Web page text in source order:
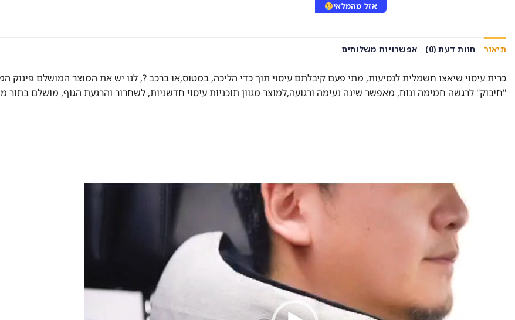
אזל מהמלאי
תיאור חוות דעת (0) אפשרויות משלוחים
כרית עיסוי שיאצו חשמלית לנסיעות, מתי פעם קיבלתם עיסוי תוך כדי הליכה, במטוס,או ברכב ?, לנו יש את המוצר המושלם פינוק
"חיבוק" לרגשה חמימה ונוח, מאפשר שינה נעימה ורגועה,למוצר מגוון תוכניות עיסוי חדשניות, לשחרור והרגעת הגוף, מושלם